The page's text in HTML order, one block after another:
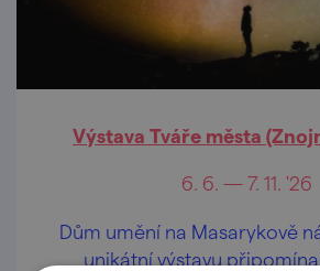
Výstava Tváře města
6. 6. — 7. 11. '26
Dům umění na Masarykově
unikátní výstavu